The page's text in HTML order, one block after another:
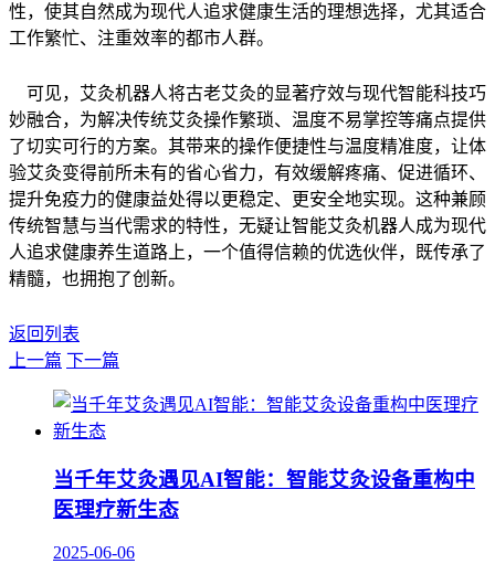
性，使其自然成为现代人追求健康生活的理想选择，尤其适合
工作繁忙、注重效率的都市人群。
可见，艾灸机器人将古老艾灸的显著疗效与现代智能科技巧
妙融合，为解决传统艾灸操作繁琐、温度不易掌控等痛点提供
了切实可行的方案。其带来的操作便捷性与温度精准度，让体
验艾灸变得前所未有的省心省力，有效缓解疼痛、促进循环、
提升免疫力的健康益处得以更稳定、更安全地实现。这种兼顾
传统智慧与当代需求的特性，无疑让智能艾灸机器人成为现代
人追求健康养生道路上，一个值得信赖的优选伙伴，既传承了
精髓，也拥抱了创新。
返回列表
上一篇 下一篇
当千年艾灸遇见AI智能：智能艾灸设备重构中
医理疗新生态
2025-06-06